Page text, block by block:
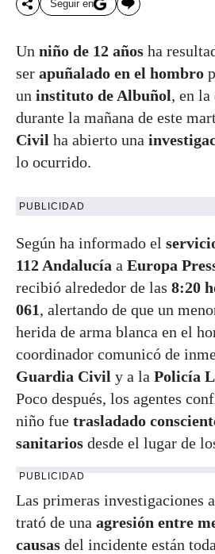
Seguir en
Un niño de 12 años ha
ser apuñalado en el hombro
un instituto de Albuñol, en la
durante la mañana de este
Civil ha abierto una
lo ocurrido.
PUBLICIDAD
Según ha informado el
112 Andalucía a Europa
recibió alrededor de las 8:20
061, alertando de que un
herida de arma blanca en el
coordinador comunicó de
Guardia Civil y a la Policía
Poco después, los agentes
niño fue trasladado
sanitarios desde el lugar de
PUBLICIDAD
Las primeras investigaciones
trató de una agresión entre
causas del incidente están